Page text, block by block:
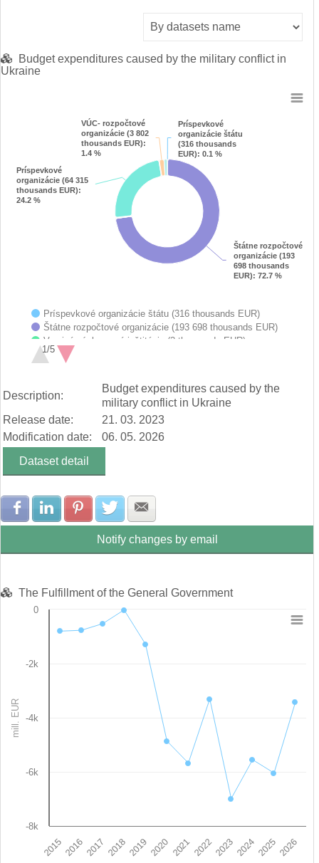
Budget expenditures caused by the military conflict in
Ukraine
Pie chart with 10 slices.
View as data table, Chart
Príspevkové
organizácie štátu
(316 thousands
EUR): 0.1 %
Príspevkové
organizácie štátu
(316 thousands
EUR): 0.1 %
Štátne rozpočtové
organizácie (193
698 thousands
EUR): 72.7 %
Štátne rozpočtové
organizácie (193
698 thousands
EUR): 72.7 %
Príspevkové
organizácie (64 315
thousands EUR):
24.2 %
Príspevkové
organizácie (64 315
thousands EUR):
24.2 %
VÚC- rozpočtové
organizácie (3 802
thousands EUR):
1.4 %
VÚC- rozpočtové
organizácie (3 802
thousands EUR):
1.4 %
Príspevkové organizácie štátu (316 thousands EUR)
Štátne rozpočtové organizácie (193 698 thousands EUR)
Verejné výskumené inštitúcie (2 thousands EUR)
Verejné vysoké školy (408 thousands EUR)
Dopravné podniky zaradené do verejnej správy (2 thousands E…
Príspevkové organizácie (64 315 thousands EUR)
Vyššie územné celky (525 thousands EUR)
VÚC- rozpočtové organizácie (3 802 thousands EUR)
VÚC- príspevkové organizácie (2 743 thousands EUR)
1/5
Description:
Budget expenditures caused by the
military conflict in Ukraine
Release date:
21. 03. 2023
Modification date:
06. 05. 2026
Dataset detail
Share with Facebook
Share with LinkedIn
Share with Pinterest
Share with Twitter
Notify changes by email
The Fulfillment of the General Government
Line chart with 12 data points.
The chart has 1 X axis displaying categories.
The chart has 1 Y axis displaying mill. EUR. Data ranges from
mill. EUR
201520162017 201820192020 202120222023202420252026
-8k
-6k
-4k
-2k
0